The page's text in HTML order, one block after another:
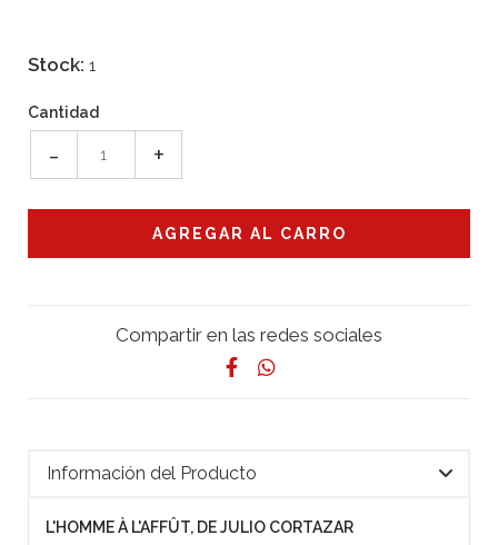
Stock: 1
Cantidad
- +
Compartir en las redes sociales
Información del Producto
L'HOMME À L'AFFÛT, DE JULIO CORTAZAR